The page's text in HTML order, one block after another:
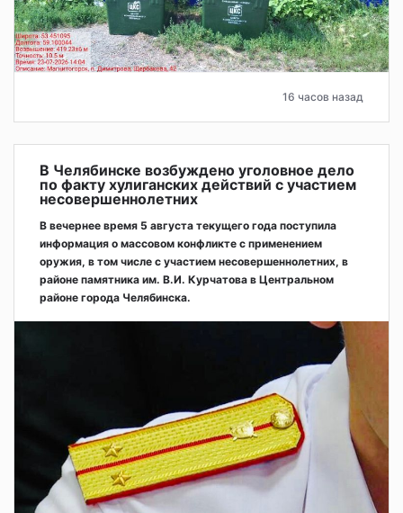
16 часов назад
В Челябинске возбуждено уголовное дело
по факту хулиганских действий с участием
несовершеннолетних
В вечернее время 5 августа текущего года поступила
информация о массовом конфликте с применением
оружия, в том числе с участием несовершеннолетних, в
районе памятника им. В.И. Курчатова в Центральном
районе города Челябинска.